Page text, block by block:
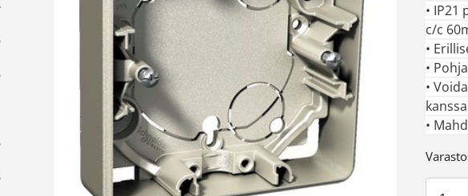
•
c/c
•
•
•
•